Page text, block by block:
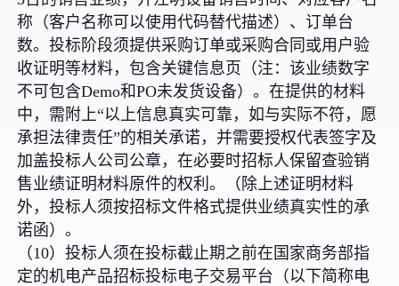
称（客户名称可以使用代码替代描述）、订单台
数。投标阶段须提供采购订单或采购合同或用户验
收证明等材料，包含关键信息页（注：该业绩数字
不可包含Demo和PO未发货设备）。在提供的材料
中，需附上“以上信息真实可靠，如与实际不符，愿
承担法律责任”的相关承诺，并需要授权代表签字及
加盖投标人公司公章，在必要时招标人保留查验销
售业绩证明材料原件的权利。（除上述证明材料
外，投标人须按招标文件格式提供业绩真实性的承
诺函）。
（10）投标人须在投标截止期之前在国家商务部指
定的机电产品招标投标电子交易平台（以下简称电